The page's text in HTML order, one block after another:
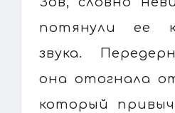
потянули ее
звука.
она отогнала
который